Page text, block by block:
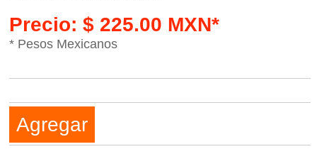
Precio: $ 225.00 MXN*
* Pesos Mexicanos
Agregar